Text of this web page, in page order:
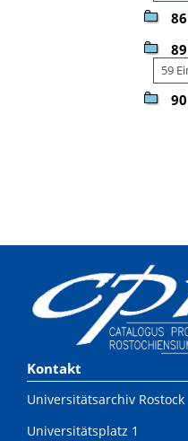
59
Kontakt
Universitätsarchiv Rostock
Universitätsplatz 1